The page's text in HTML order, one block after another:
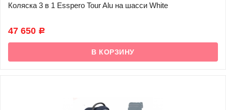
Коляска 3 в 1 Esspero Tour Alu на шасси White
47 650 Р